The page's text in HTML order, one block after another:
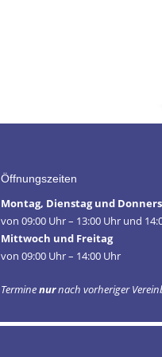
Öffnungszeiten
Montag, Dienstag und
von 09:00 Uhr – 13:00 Uhr und
Mittwoch und Freitag
von 09:00 Uhr – 14:00 Uhr
Terminenurnach vorheriger